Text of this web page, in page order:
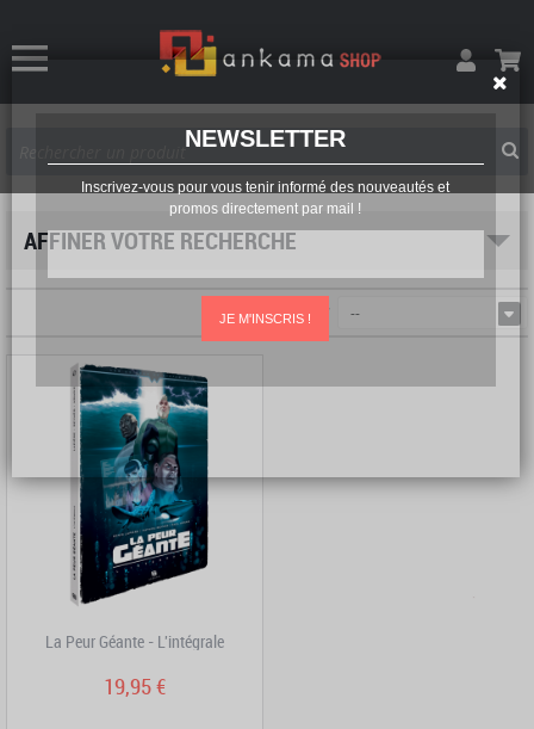
NEWSLETTER
Inscrivez-vous pour vous tenir informé des nouveautés et
promos directement par mail !
JE M'INSCRIS !
AFFINER VOTRE RECHERCHE
Trier par --
La Peur Géante - L'intégrale
19,95 €